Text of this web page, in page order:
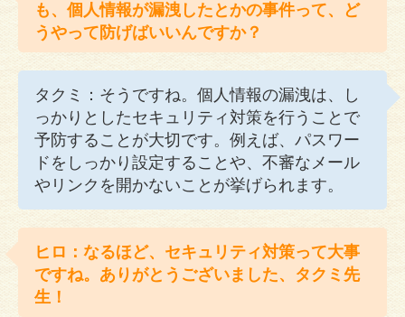
も、個人情報が漏洩したとかの事件って、ど
うやって防げばいいんですか？
タクミ：そうですね。個人情報の漏洩は、し
っかりとしたセキュリティ対策を行うことで
予防することが大切です。例えば、パスワー
ドをしっかり設定することや、不審なメール
やリンクを開かないことが挙げられます。
ヒロ：なるほど、セキュリティ対策って大事
ですね。ありがとうございました、タクミ先
生！